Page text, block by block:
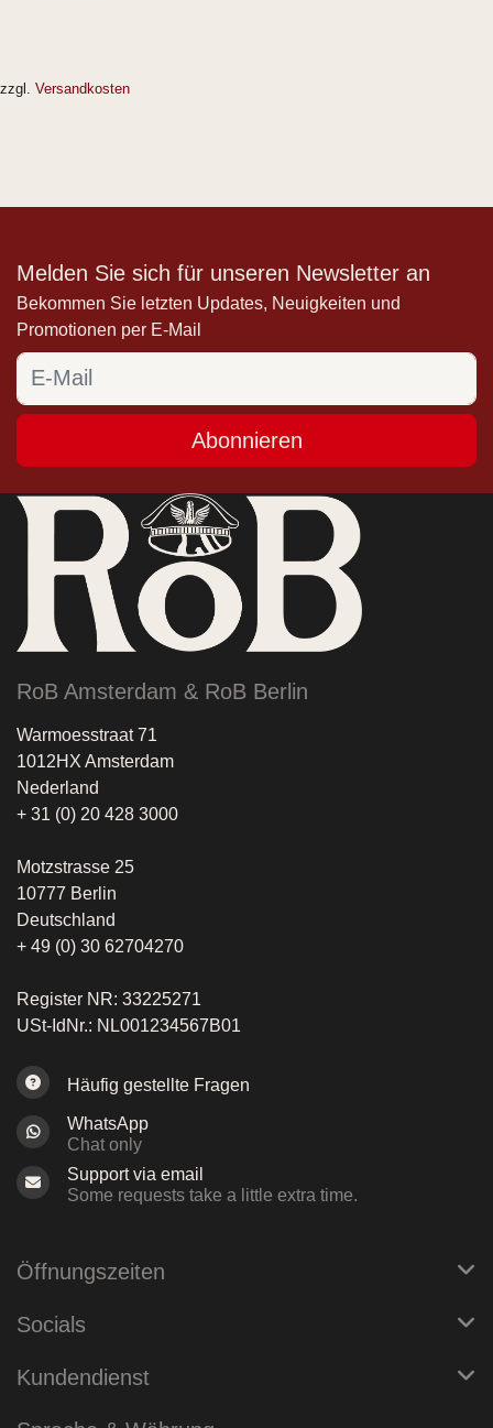
zzgl. Versandkosten
Melden Sie sich für unseren Newsletter an
Bekommen Sie letzten Updates, Neuigkeiten und
Promotionen per E-Mail
Abonnieren
RoB Amsterdam & RoB Berlin
Warmoesstraat 71
1012HX Amsterdam
Nederland
+ 31 (0) 20 428 3000
Motzstrasse 25
10777 Berlin
Deutschland
+ 49 (0) 30 62704270
Register NR: 33225271
USt-IdNr.: NL001234567B01
Häufig gestellte Fragen
WhatsApp
Chat only
Support via email
Some requests take a little extra time.
Öffnungszeiten
Socials
Kundendienst